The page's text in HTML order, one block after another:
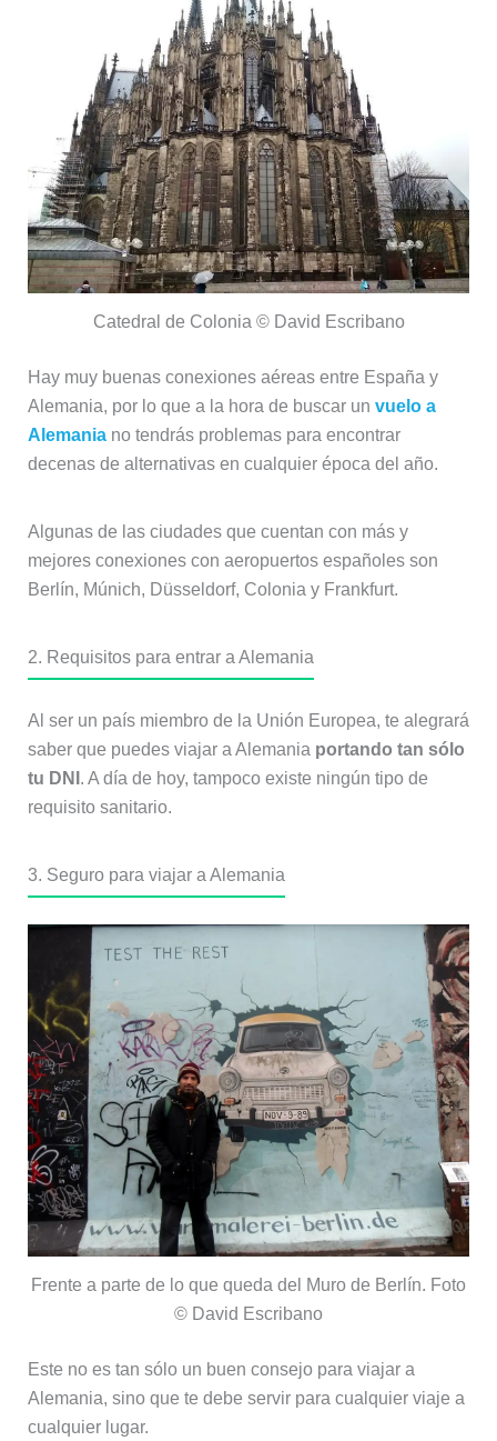
Catedral de Colonia © David Escribano
Hay muy buenas conexiones aéreas entre España y
Alemania, por lo que a la hora de buscar un vuelo a
Alemaniano tendrás problemas para encontrar
decenas de alternativas en cualquier época del año.
Algunas de las ciudades que cuentan con más y
mejores conexiones con aeropuertos españoles son
Berlín, Múnich, Düsseldorf, Colonia y Frankfurt.
2. Requisitos para entrar a Alemania
Al ser un país miembro de la Unión Europea, te alegrará
saber que puedes viajar a Alemania portando tan sólo
tu DNI . A día de hoy, tampoco existe ningún tipo de
requisito sanitario.
3. Seguro para viajar a Alemania
Frente a parte de lo que queda del Muro de Berlín. Foto
© David Escribano
Este no es tan sólo un buen consejo para viajar a
Alemania, sino que te debe servir para cualquier viaje a
cualquier lugar.